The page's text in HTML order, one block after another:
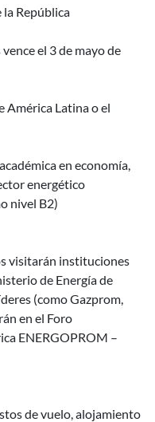
República
el 3 de mayo de
América Latina o el
en economía,
energético
nivel B2)
visitarán instituciones
de Energía de
(como Gazprom,
en el Foro
ENERGOPROM –
de vuelo, alojamiento